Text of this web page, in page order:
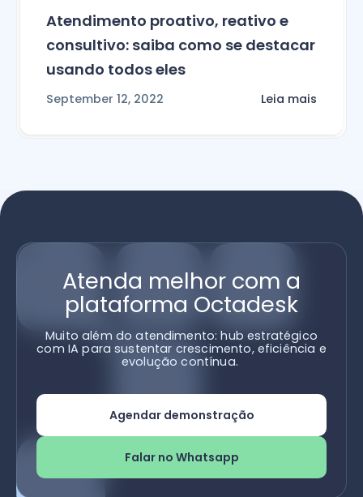
Atendimento proativo, reativo e
consultivo: saiba como se destacar
usando todos eles
September 12, 2022 Leia mais
Atenda melhor com a
plataforma Octadesk
Muito além do atendimento: hub estratégico
com IA para sustentar crescimento, eficiência e
evolução contínua.
Agendar demonstração
Falar no Whatsapp